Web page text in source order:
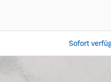
Sofort